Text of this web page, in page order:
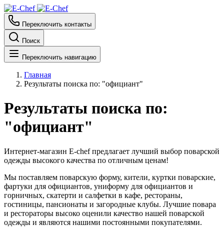
Переключить контакты
Поиск
Переключить навигацию
Главная
Результаты поиска по: "официант"
Результаты поиска по:
"официант"
Интернет-магазин E-chef предлагает лучший выбор поварской
одежды высокого качества по отличным ценам!
Мы поставляем поварскую форму, кители, куртки поварские,
фартуки для официантов, униформу для официантов и
горничных, скатерти и салфетки в кафе, рестораны,
гостиницы, пансионаты и загородные клубы. Лучшие повара
и рестораторы высоко оценили качество нашей поварской
одежды и являются нашими постоянными покупателями.